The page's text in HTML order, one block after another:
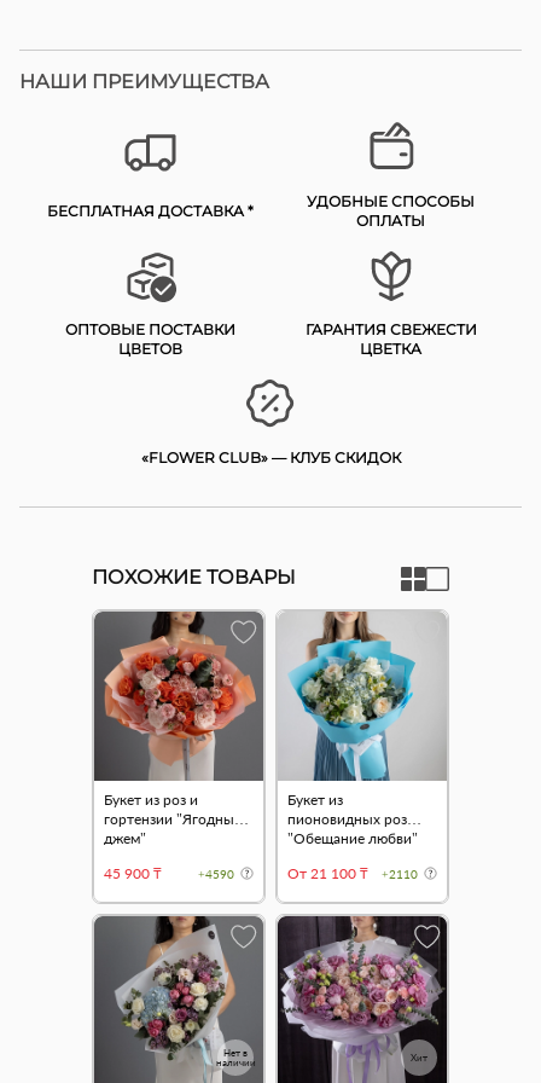
НАШИ ПРЕИМУЩЕСТВА
БЕСПЛАТНАЯ ДОСТАВКА *
УДОБНЫЕ СПОСОБЫ
ОПЛАТЫ
ОПТОВЫЕ ПОСТАВКИ
ЦВЕТОВ
ГАРАНТИЯ СВЕЖЕСТИ
ЦВЕТКА
«FLOWER CLUB» — КЛУБ СКИДОК
ПОХОЖИЕ ТОВАРЫ
Букет из роз и
гортензии "Ягодный
джем"
45 900 ₸
+4590
Букет из
пионовидных роз
"Обещание любви"
От 21 100 ₸
+2110
Нет в
наличии
Хит